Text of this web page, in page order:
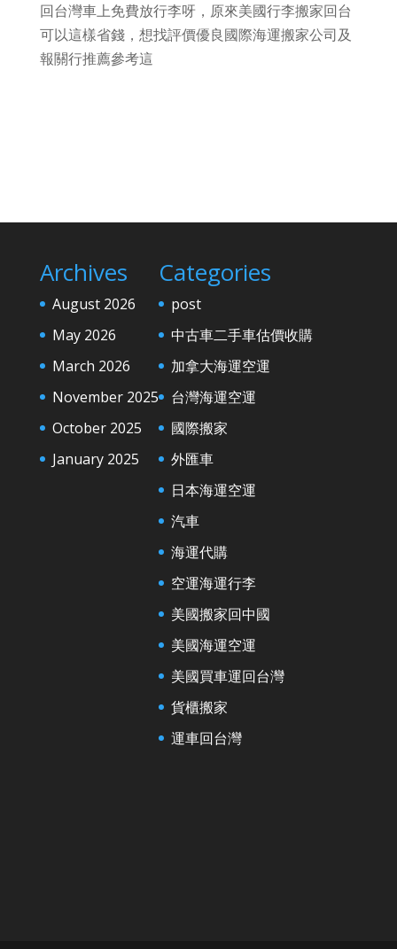
回台灣車上免費放行李呀，原來美國行李搬家回台
可以這樣省錢，想找評價優良國際海運搬家公司及
報關行推薦參考這
Archives
August 2026
May 2026
March 2026
November 2025
October 2025
January 2025
Categories
post
中古車二手車估價收購
加拿大海運空運
台灣海運空運
國際搬家
外匯車
日本海運空運
汽車
海運代購
空運海運行李
美國搬家回中國
美國海運空運
美國買車運回台灣
貨櫃搬家
運車回台灣